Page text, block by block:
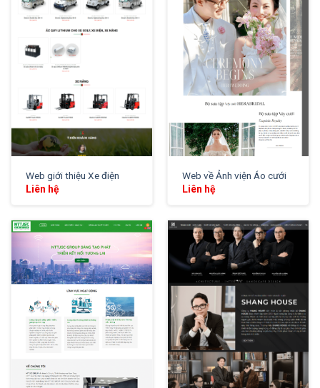
Web giới thiệu Xe điện
Liên hệ
XEM THỬ
Web về Ảnh viện Áo cưới
Liên hệ
XEM THỬ
XEM THỬ